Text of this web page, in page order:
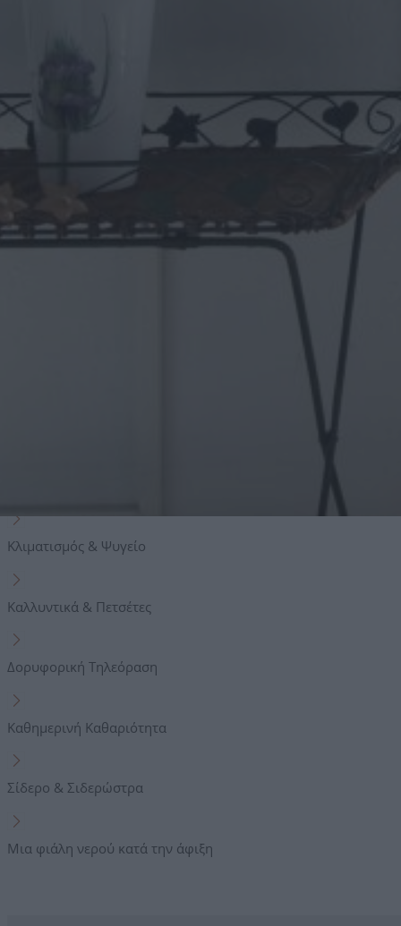
Ιδιωτική βεράντα και βεράντα με θεαματική θέα στη θάλασσα
1 ανοιχτή πλήρως εξοπλισμένη κουζίνα & 1 κουζίνα
Κλιματισμός & Ψυγείο
Καλλυντικά & Πετσέτες
Δορυφορική Τηλεόραση
Καθημερινή Καθαριότητα
Σίδερο & Σιδερώστρα
Μια φιάλη νερού κατά την άφιξη